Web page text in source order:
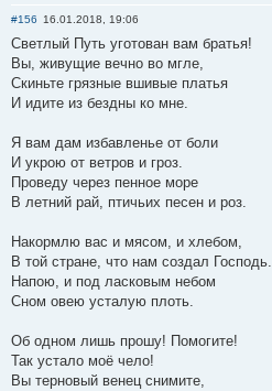
#156 16.01.2018, 19:06
Светлый Путь уготован вам братья!
Вы, живущие вечно во мгле,
Скиньте грязные вшивые платья
И идите из бездны ко мне.
Я вам дам избавленье от боли
И укрою от ветров и гроз.
Проведу через пенное море
В летний рай, птичьих песен и роз.
Накормлю вас и мясом, и хлебом,
В той стране, что нам создал Господь.
Напою, и под ласковым небом
Сном овею усталую плоть.
Об одном лишь прошу! Помогите!
Так устало моё чело!
Вы терновый венец снимите,